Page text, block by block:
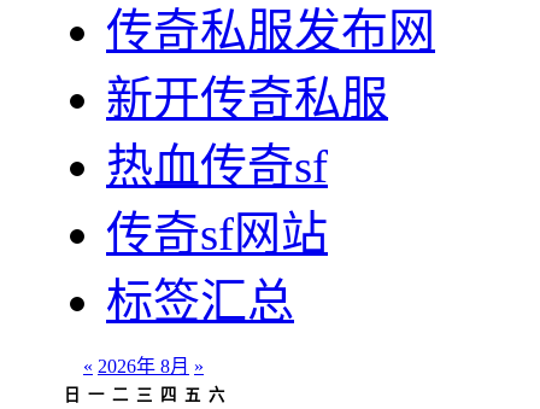
传奇私服发布网
新开传奇私服
热血传奇sf
传奇sf网站
标签汇总
« 2026年 8月 »
日 一 二 三 四 五 六